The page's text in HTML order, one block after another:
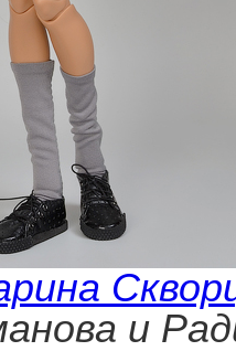
и